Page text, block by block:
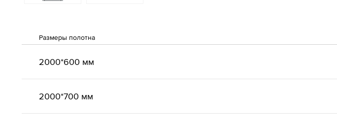
Размеры полотна
2000*600 мм
2000*700 мм